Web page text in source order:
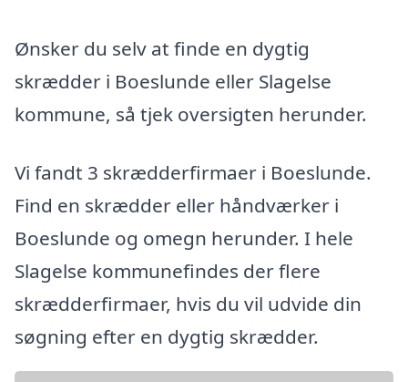
Ønsker du selv at finde en dygtig
skrædder i Boeslunde eller Slagelse
kommune, så tjek oversigten herunder.
Vi fandt 3 skrædderfirmaer i Boeslunde.
Find en skrædder eller håndværker i
Boeslunde og omegn herunder. I hele
Slagelse kommunefindes der flere
skrædderfirmaer, hvis du vil udvide din
søgning efter en dygtig skrædder.